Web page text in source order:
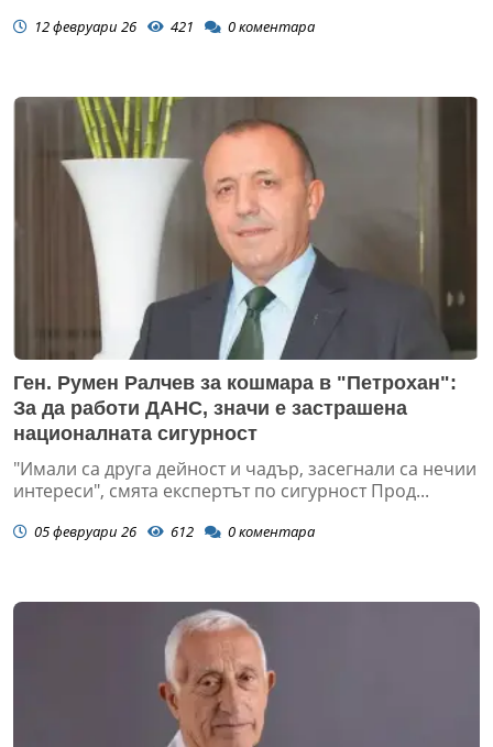
12 февруари 26 421 0коментара
Ген. Румен Ралчев за кошмара в "Петрохан":
За да работи ДАНС, значи е застрашена
националната сигурност
"Имали са друга дейност и чадър, засегнали са нечии
интереси", смята експертът по сигурност Прод...
05 февруари 26 612 0коментара